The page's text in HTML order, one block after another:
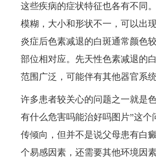
这些疾病的症状特征也各有不同
模糊，大小和形状不一，可以出
炎症后色素减退的白斑通常颜色
部位相对应。先天性色素减退的
范围广泛，可能伴有其他器官系统
许多患者较关心的问题之一就是
有什么危害吗能治好吗图片”这
传倾向，但并不是说父母患有白
个易感因素，还需要其他环境因